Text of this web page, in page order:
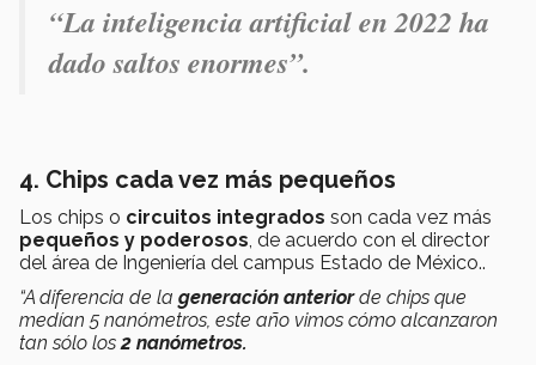
“La inteligencia artificial en 2022 ha
dado saltos enormes”.
4. Chips cada vez más pequeños
Los chips o circuitos integrados son cada vez más
pequeños y poderosos, de acuerdo con el director
del área de Ingeniería del campus Estado de México..
“A diferencia de la generación anteriorde chips que
medían 5 nanómetros, este año vimos cómo alcanzaron
tan sólo los2 nanómetros.